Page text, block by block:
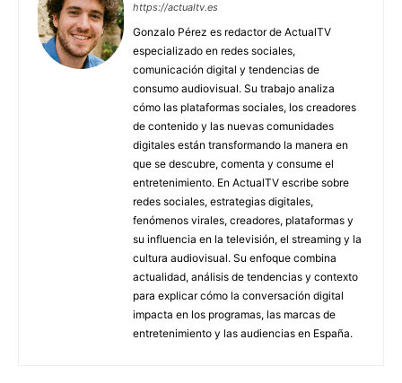
https://actualtv.es
Gonzalo Pérez es redactor de ActualTV
especializado en redes sociales,
comunicación digital y tendencias de
consumo audiovisual. Su trabajo analiza
cómo las plataformas sociales, los creadores
de contenido y las nuevas comunidades
digitales están transformando la manera en
que se descubre, comenta y consume el
entretenimiento. En ActualTV escribe sobre
redes sociales, estrategias digitales,
fenómenos virales, creadores, plataformas y
su influencia en la televisión, el streaming y la
cultura audiovisual. Su enfoque combina
actualidad, análisis de tendencias y contexto
para explicar cómo la conversación digital
impacta en los programas, las marcas de
entretenimiento y las audiencias en España.